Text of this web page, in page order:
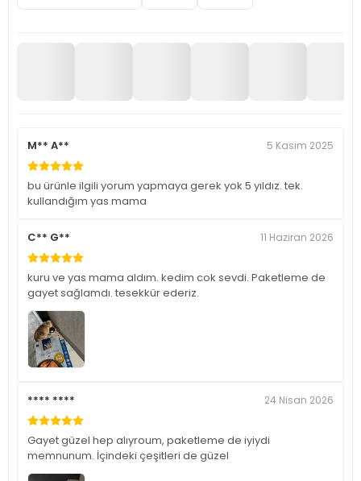
M** A** 5 Kasım 2025
bu ürünle ilgili yorum yapmaya gerek yok 5 yıldız. tek.
kullandığım yas mama
C** G** 11 Haziran 2026
kuru ve yas mama aldım. kedim cok sevdi. Paketleme de
gayet sağlamdı. tesekkür ederiz.
**** **** 24 Nisan 2026
Gayet güzel hep alıyroum, paketleme de iyiydi
memnunum. İçindeki çeşitleri de güzel